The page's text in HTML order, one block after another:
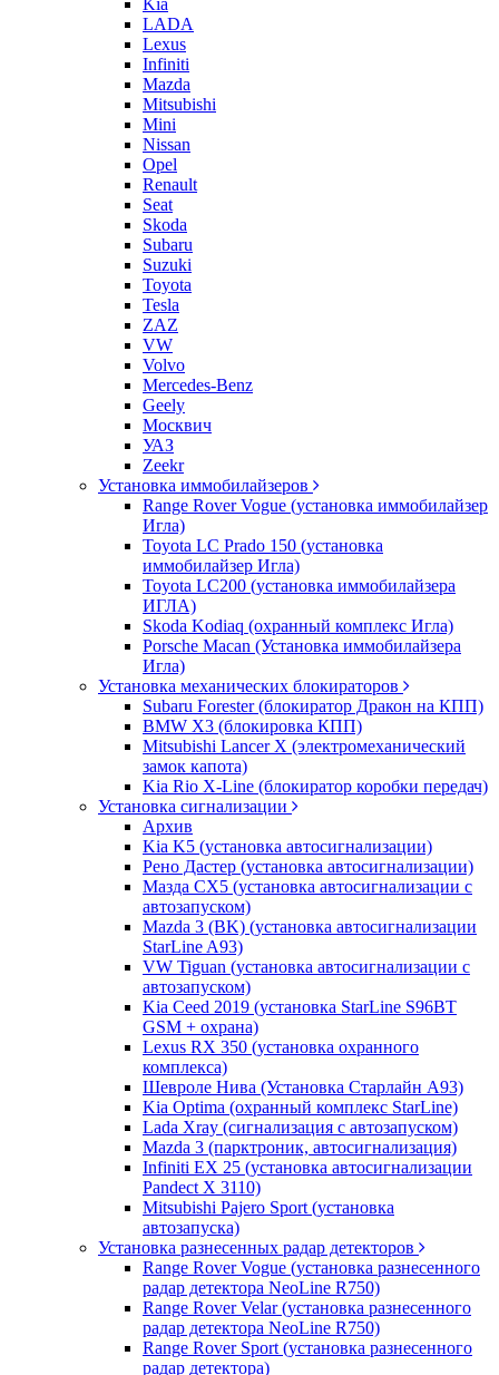
Kia
LADA
Lexus
Infiniti
Mazda
Mitsubishi
Mini
Nissan
Opel
Renault
Seat
Skoda
Subaru
Suzuki
Toyota
Tesla
ZAZ
VW
Volvo
Mercedes-Benz
Geely
Москвич
УАЗ
Zeekr
Установка иммобилайзеров
Range Rover Vogue (установка иммобилайзер
Игла)
Toyota LC Prado 150 (установка
иммобилайзер Игла)
Toyota LC200 (установка иммобилайзера
ИГЛА)
Skoda Kodiaq (охранный комплекс Игла)
Porsche Macan (Установка иммобилайзера
Игла)
Установка механических блокираторов
Subaru Forester (блокиратор Дракон на КПП)
BMW X3 (блокировка КПП)
Mitsubishi Lancer X (электромеханический
замок капота)
Kia Rio X-Line (блокиратор коробки передач)
Установка сигнализации
Архив
Kia K5 (установка автосигнализации)
Рено Дастер (установка автосигнализации)
Мазда CХ5 (установка автосигнализации с
автозапуском)
Mazda 3 (BK) (установка автосигнализации
StarLine A93)
VW Tiguan (установка автосигнализации с
автозапуском)
Kia Ceed 2019 (установка StarLine S96BT
GSM + охрана)
Lexus RX 350 (установка охранного
комплекса)
Шевроле Нива (Установка Старлайн А93)
Kia Optima (охранный комплекс StarLine)
Lada Xray (сигнализация с автозапуском)
Mazda 3 (парктроник, автосигнализация)
Infiniti EX 25 (установка автосигнализации
Pandect X 3110)
Mitsubishi Pajero Sport (установка
автозапуска)
Установка разнесенных радар детекторов
Range Rover Vogue (установка разнесенного
радар детектора NeoLine R750)
Range Rover Velar (установка разнесенного
радар детектора NeoLine R750)
Range Rover Sport (установка разнесенного
радар детектора)